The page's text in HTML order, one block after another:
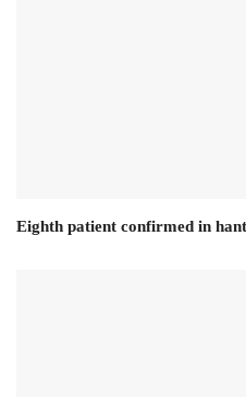
Eighth patient confirmed in